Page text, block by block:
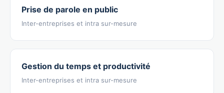
Prise de parole en public
Inter-entreprises et intra sur-mesure
Gestion du temps et productivité
Inter-entreprises et intra sur-mesure